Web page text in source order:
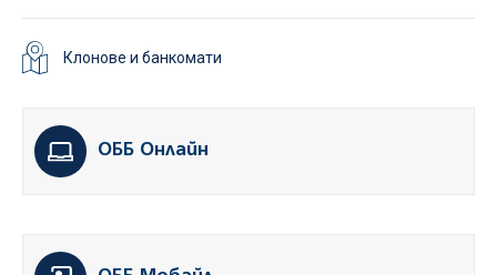
Клонове и банкомати
ОББ Онлайн